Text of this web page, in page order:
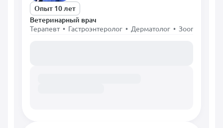
Опыт 10 лет
Ветеринарный врач
Терапевт • Гастроэнтеролог • Дерматолог •